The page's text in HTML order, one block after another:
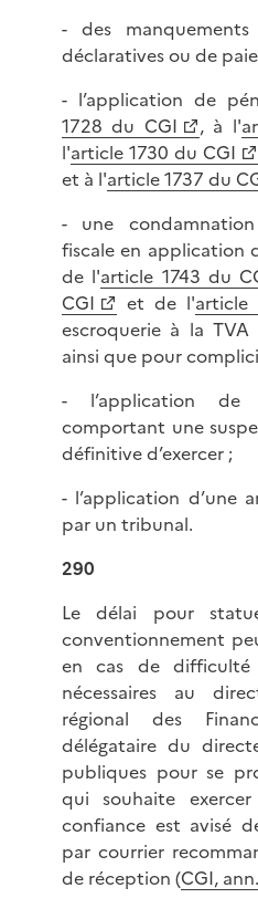
- des
déclaratives ou de
- l’application de
1728 du CGI
, à l'
l'article 1730 du CGI
et à l'article 1737 du
- une
fiscale en application
de l'article 1743 du
CGI
et de l'article
escroquerie à la
ainsi que pour
- l’application de
comportant une
définitive d’exercer ;
- l’application d’une
par un tribunal.
290
Le délai pour
conventionnement
en cas de difficulté
nécessaires au
régional des
délégataire du
publiques pour se
qui souhaite
confiance est avisé
par courrier
de réception (CGI,